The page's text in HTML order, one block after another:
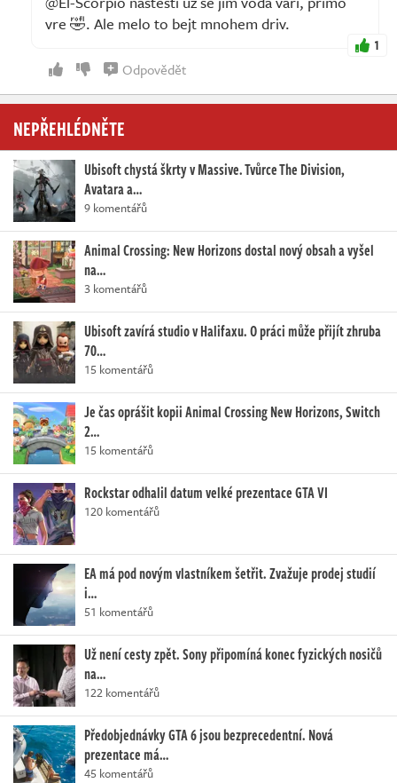
vre 🤣. Ale melo to bejt mnohem driv.
1
Odpovědět
NEPŘEHLÉDNĚTE
Ubisoft chystá škrty v Massive. Tvůrce The Division,
Avatara a…
9 komentářů
Animal Crossing: New Horizons dostal nový obsah a vyšel
na…
3 komentářů
Ubisoft zavírá studio v Halifaxu. O práci může přijít zhruba
70…
15 komentářů
Je čas oprášit kopii Animal Crossing New Horizons, Switch
2…
15 komentářů
Rockstar odhalil datum velké prezentace GTA VI
120 komentářů
EA má pod novým vlastníkem šetřit. Zvažuje prodej studií
i…
51 komentářů
Už není cesty zpět. Sony připomíná konec fyzických nosičů
na…
122 komentářů
Předobjednávky GTA 6 jsou bezprecedentní. Nová
prezentace má…
45 komentářů